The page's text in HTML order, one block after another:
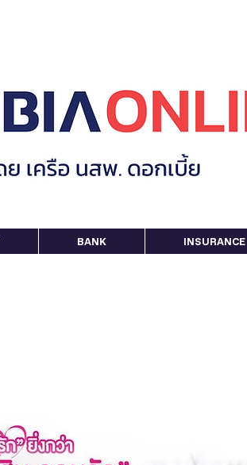
BANK INSURANCE